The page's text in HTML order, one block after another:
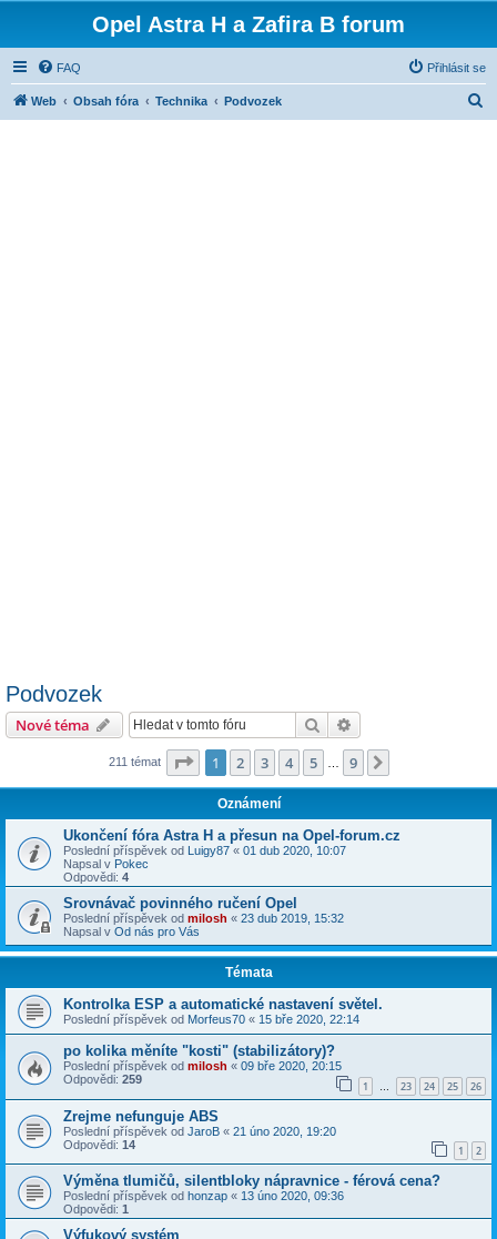
Opel Astra H a Zafira B forum
FAQ Přihlásit se
Web Obsah fóra Technika Podvozek
Podvozek
Nové téma Hledat
211 témat Stránka z
1 2 3 4 5 9
Oznámení
Ukončení fóra Astra H a přesun na Opel-forum.cz
Poslední příspěvek od Luigy87 « 01 dub 2020, 10:07
Napsal v Pokec
Odpovědi: 4
Srovnávač povinného ručení Opel
Poslední příspěvek od milosh « 23 dub 2019, 15:32
Napsal v Od nás pro Vás
Témata
Kontrolka ESP a automatické nastavení světel.
Poslední příspěvek od Morfeus70 « 15 bře 2020, 22:14
po kolika měníte "kosti" (stabilizátory)?
Poslední příspěvek od milosh « 09 bře 2020, 20:15
Odpovědi: 259 1 … 23 24 25 26
Zrejme nefunguje ABS
Poslední příspěvek od JaroB « 21 úno 2020, 19:20
Odpovědi: 14 1 2
Výměna tlumičů, silentbloky nápravnice - férová cena?
Poslední příspěvek od honzap « 13 úno 2020, 09:36
Odpovědi: 1
Výfukový systém